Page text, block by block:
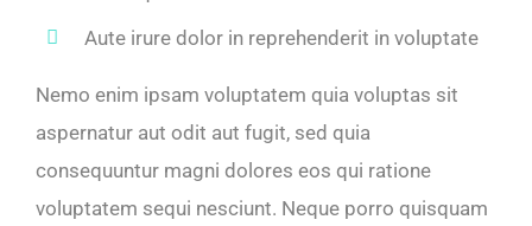
Aute irure dolor in reprehenderit in voluptate
Nemo enim ipsam voluptatem quia voluptas sit
aspernatur aut odit aut fugit, sed quia
consequuntur magni dolores eos qui ratione
voluptatem sequi nesciunt. Neque porro quisquam